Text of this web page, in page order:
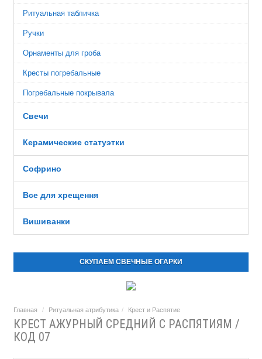
Ритуальная табличка
Ручки
Орнаменты для гроба
Кресты погребальные
Погребальные покрывала
Свечи
Керамические статуэтки
Софрино
Все для хрещення
Вишиванки
СКУПАЕМ СВЕЧНЫЕ ОГАРКИ
Главная Ритуальная атрибутика Крест и Распятие
КРЕСТ АЖУРНЫЙ СРЕДНИЙ С РАСПЯТИЯМ /
КОД 07